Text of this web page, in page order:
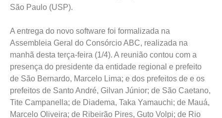
São Paulo (USP).
A entrega do novo software foi formalizada na
Assembleia Geral do Consórcio ABC, realizada na
manhã desta terça-feira (1/4). A reunião contou com a
presença do presidente da entidade regional e prefeito
de São Bernardo, Marcelo Lima; e dos prefeitos de e os
prefeitos de Santo André, Gilvan Júnior; de São Caetano,
Tite Campanella; de Diadema, Taka Yamauchi; de Mauá,
Marcelo Oliveira; de Ribeirão Pires, Guto Volpi; de Rio